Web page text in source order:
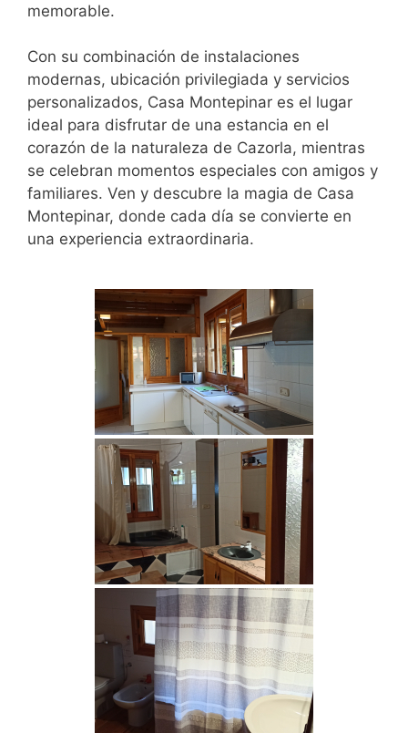
memorable.
Con su combinación de instalaciones
modernas, ubicación privilegiada y servicios
personalizados, Casa Montepinar es el lugar
ideal para disfrutar de una estancia en el
corazón de la naturaleza de Cazorla, mientras
se celebran momentos especiales con amigos y
familiares. Ven y descubre la magia de Casa
Montepinar, donde cada día se convierte en
una experiencia extraordinaria.